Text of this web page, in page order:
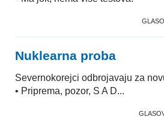
Nuklearna proba
Severnokorejci odbrojavaju za
• Priprema, pozor, S A D...